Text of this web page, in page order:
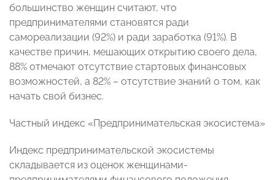
большинство женщин считают, что
предпринимателями становятся ради
самореализации (92%) и ради заработка (91%). В
качестве причин, мешающих открытию своего дела,
88% отмечают отсутствие стартовых финансовых
возможностей, а 82% – отсутствие знаний о том, как
начать свой бизнес.
Частный индекс «Предпринимательская экосистема»
Индекс предпринимательской экосистемы
складывается из оценок женщинами-